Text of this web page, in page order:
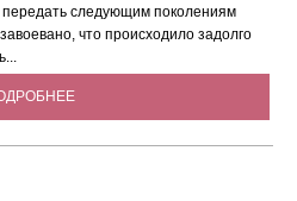
передать следующим поколениям
что происходило задолго